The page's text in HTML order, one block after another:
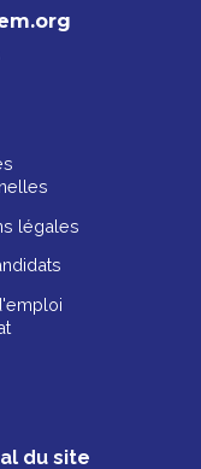
légales
du site